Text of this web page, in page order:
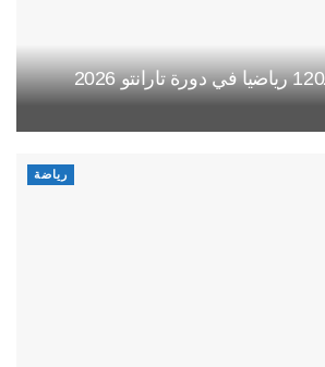
رياضة